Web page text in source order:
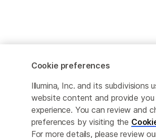
Cookie preferences
Illumina, Inc. and its subdivisions
website content and provide you
experience. You can review and
preferences by visiting the
For more details, please review